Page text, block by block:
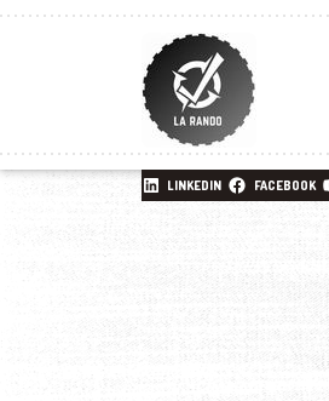
LINKEDIN FACEBOOK